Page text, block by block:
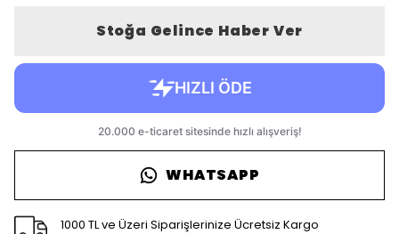
Stoğa Gelince Haber Ver
WHATSAPP
1000 TL ve Üzeri Siparişlerinize Ücretsiz Kargo